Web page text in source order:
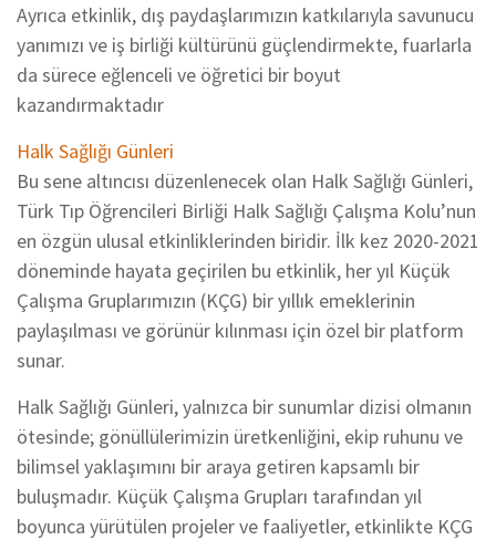
Ayrıca etkinlik, dış paydaşlarımızın katkılarıyla savunucu
yanımızı ve iş birliği kültürünü güçlendirmekte, fuarlarla
da sürece eğlenceli ve öğretici bir boyut
kazandırmaktadır
Halk Sağlığı Günleri
Bu sene altıncısı düzenlenecek olan Halk Sağlığı Günleri,
Türk Tıp Öğrencileri Birliği Halk Sağlığı Çalışma Kolu’nun
en özgün ulusal etkinliklerinden biridir. İlk kez 2020-2021
döneminde hayata geçirilen bu etkinlik, her yıl Küçük
Çalışma Gruplarımızın (KÇG) bir yıllık emeklerinin
paylaşılması ve görünür kılınması için özel bir platform
sunar.
Halk Sağlığı Günleri, yalnızca bir sunumlar dizisi olmanın
ötesinde; gönüllülerimizin üretkenliğini, ekip ruhunu ve
bilimsel yaklaşımını bir araya getiren kapsamlı bir
buluşmadır. Küçük Çalışma Grupları tarafından yıl
boyunca yürütülen projeler ve faaliyetler, etkinlikte KÇG